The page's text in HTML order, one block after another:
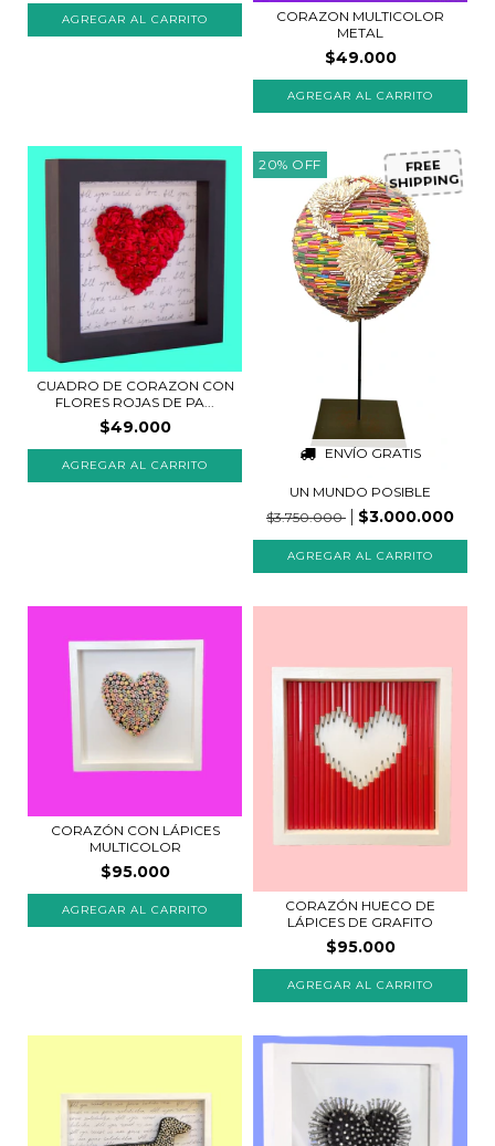
CORAZON MULTICOLOR
METAL
$49.000
AGREGAR AL CARRITO
CUADRO DE CORAZON CON
FLORES ROJAS DE PA...
$49.000
AGREGAR AL CARRITO
20% OFF
ENVÍO GRATIS
FREE
SHIPPING
UN MUNDO POSIBLE
$3.750.000
$3.000.000
CORAZÓN CON LÁPICES
MULTICOLOR
$95.000
CORAZÓN HUECO DE
LÁPICES DE GRAFITO
$95.000